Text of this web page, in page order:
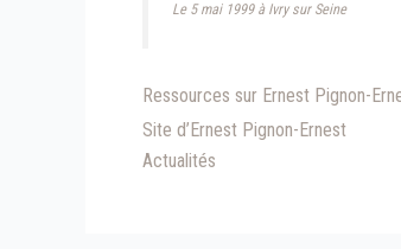
Le 5 mai 1999 à Ivry sur Seine
Ressources sur Ernest Pignon-
Site d’Ernest Pignon-Ernest
Actualités